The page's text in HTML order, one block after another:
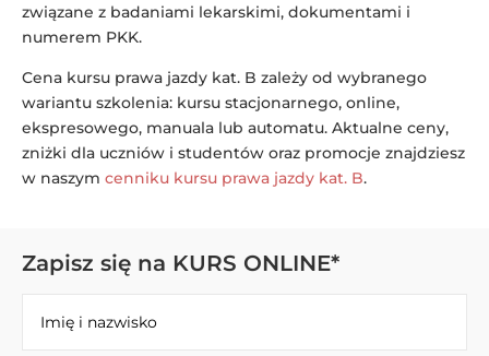
związane z badaniami lekarskimi, dokumentami i
numerem PKK.
Cena kursu prawa jazdy kat. B zależy od wybranego
wariantu szkolenia: kursu stacjonarnego, online,
ekspresowego, manuala lub automatu. Aktualne ceny,
zniżki dla uczniów i studentów oraz promocje znajdziesz
w naszym cenniku kursu prawa jazdy kat. B.
Zapisz się na KURS ONLINE*